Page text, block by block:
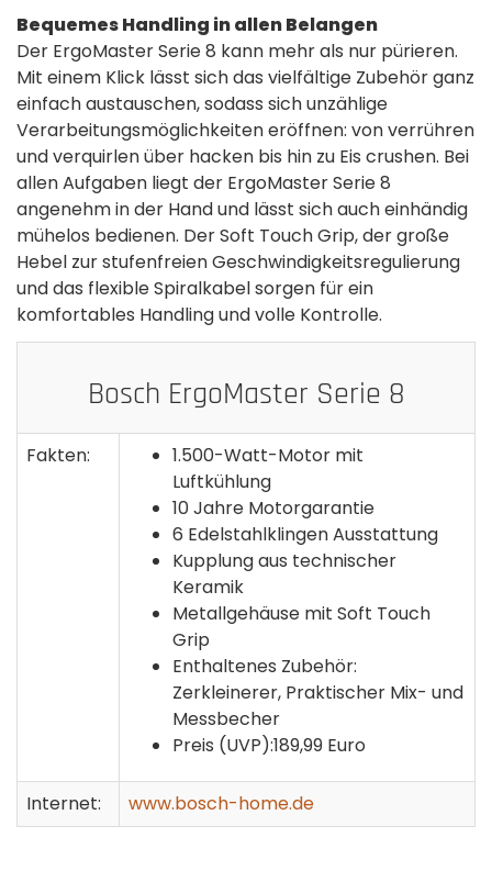
Bequemes Handling in allen Belangen
Der ErgoMaster Serie 8 kann mehr als nur pürieren.
Mit einem Klick lässt sich das vielfältige Zubehör ganz
einfach austauschen, sodass sich unzählige
Verarbeitungsmöglichkeiten eröffnen: von verrühren
und verquirlen über hacken bis hin zu Eis crushen. Bei
allen Aufgaben liegt der ErgoMaster Serie 8
angenehm in der Hand und lässt sich auch einhändig
mühelos bedienen. Der Soft Touch Grip, der große
Hebel zur stufenfreien Geschwindigkeitsregulierung
und das flexible Spiralkabel sorgen für ein
komfortables Handling und volle Kontrolle.
Bosch ErgoMaster Serie 8
Fakten:
1.500-Watt-Motor mit
Luftkühlung
10 Jahre Motorgarantie
6 Edelstahlklingen Ausstattung
Kupplung aus technischer
Keramik
Metallgehäuse mit Soft Touch
Grip
Enthaltenes Zubehör:
Zerkleinerer, Praktischer Mix- und
Messbecher
Preis (UVP):189,99 Euro
Internet: www.bosch-home.de